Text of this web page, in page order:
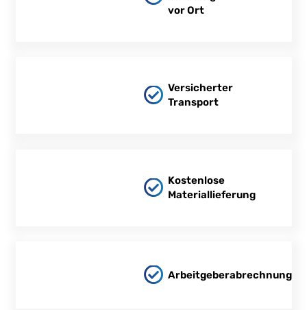
vor Ort
Versicherter
Transport
Kostenlose
Materiallieferung
Arbeitgeberabrechnung